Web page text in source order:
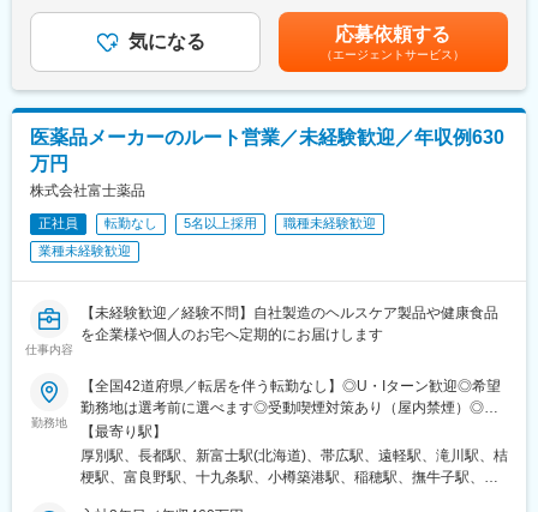
医療用医薬品、医療機器、医療用検査試薬、介護用品、健康食
品、一般用医薬品等の卸売販売を行っています。約1000メーカ
ー、35万アイテムを取り扱いっており、お客様の多様な要望に対
応できています。また、製品だけでなく、新製品・業界情報の提
供とともに医療経営士の資格取得による経営に関わる情報、新規
開業・開局時の情報支援、地域医療への貢献など、多岐にわたる
有益な情報を継続的に提供も行っています。
変更の範囲：会社の定める業務
・既存顧客リストに沿って大学の研究室、研究機関などを訪問
・代理店との関係構築
・新規開拓
・当社の試薬をお客様に説明（学術担当サポートあり）
・顧客満足度の向上、自社ブランドの周知
初日は横浜本社でオリエンテーションがございます。
その後は２カ月程、リモートでの専門知識と営業の研修を行うと
並行し、先輩社員の営業同行によって当社の試薬について理解を
深めていただきます。
残業は基本的にありません。直行直帰スタイルで、スケジュール
も各自の裁量で決定できます。
・営業部（20名）
米国式の自由な環境で、個性豊かなメンバーが在籍しています。
■当社の強み：
◎世界トップクラスの自社ブランド製品を扱います。専門知識は
バー（月給30万円＋歩合給＋賞与2回）年収1200万円 入社5年目
メンバー（月給30万円＋歩合給＋賞与2回）賃金はあくまでも目
安の金額であり、選考を通じて上下する可能性があります。月給
(月額)は固定手当を含めた表記です。
気になる 応募依頼する
（エージェントサービス）
医薬品メーカーのルート営業／未経験歓迎／年収例630
万円
株式会社富士薬品
正社員 転勤なし 5名以上採用
職種未経験歓迎
業種未経験歓迎
仕事内容
【未経験歓迎／経験不問】自社製造のヘルスケア製品や健康食品
を企業様や個人のお宅へ定期的にお届けします
勤務地
【全国42道府県／転居を伴う転勤なし】◎U・Iターン歓迎◎希望
勤務地は選考前に選べます◎受動喫煙対策あり（屋内禁煙）◎オ
ンライン面接実施中■北海道・東北北海道／青森／岩手／秋田／山
形／福島■関東茨城／栃木／群馬／神奈川／埼玉／千葉■北陸・甲
信越新潟／富山／石川／福井／長野／山梨■東海静岡／愛知／三重
【最寄り駅】
厚別駅、長都駅、新富士駅(北海道)、帯広駅、遠軽駅、滝川駅、桔
梗駅、富良野駅、十九条駅、小樽築港駅、稲穂駅、撫牛子駅、羽